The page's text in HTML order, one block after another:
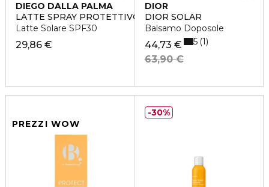
DIEGO DALLA PALMA
LATTE SPRAY PROTETTIVO ABBRONZANTE
Latte Solare SPF30
29,86 €
DIOR
DIOR SOLAR
Balsamo Doposole
44,73 €
63,90 €
5 1
PREZZI WOW
30%